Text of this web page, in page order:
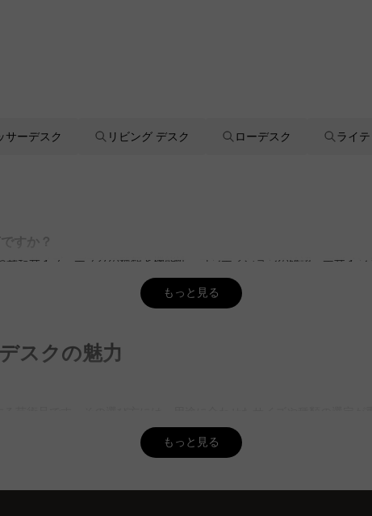
サーデスク リビング デスク ローデスク ライ
すか？
たサイズ、デスクの種類と機能性、コンディションの確認、デザイ
では、無料インテリア提案「MyCoordi」を通じて、最適なデ
。アールデコやミッドセンチュリーなどのデザイン様式に注目し、
知識が豊富で、購入後のメンテナンスや修理に対応しているかを確
もっと見る
スクの魅力
もっと見る